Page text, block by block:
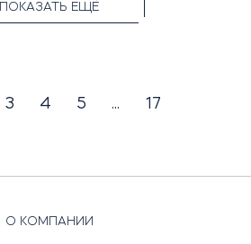
ПОКАЗАТЬ ЕЩЁ
3 4 5 ... 17
О КОМПАНИИ